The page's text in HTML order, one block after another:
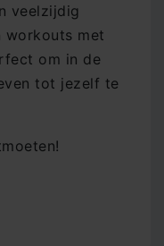
veelzijdig
workouts met
om in de
tot jezelf te